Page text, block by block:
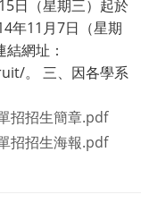
日（星期三）起於
年11月7日（星期
網址：
。 三、因各學系
招招生簡章.pdf
招招生海報.pdf